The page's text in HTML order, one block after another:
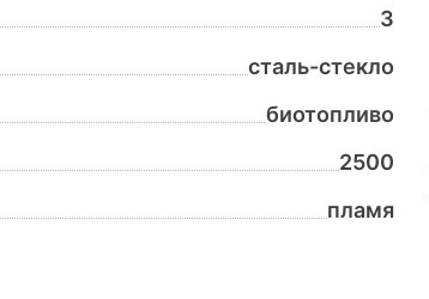
3
сталь-стекло
биотопливо
2500
пламя